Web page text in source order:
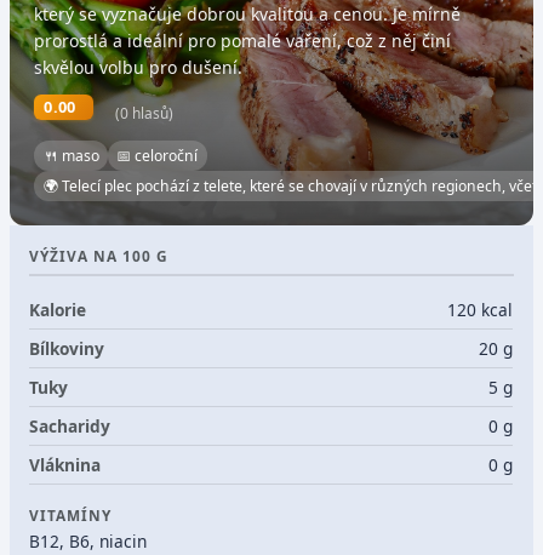
který se vyznačuje dobrou kvalitou a cenou. Je mírně
prorostlá a ideální pro pomalé vaření, což z něj činí
skvělou volbu pro dušení.
0.00 (0 hlasů)
🍴 maso
📅 celoroční
🌍 Telecí plec pochází z telete, které se chovají v různých regionech,
VÝŽIVA NA 100 G
Kalorie
120 kcal
Bílkoviny
20 g
Tuky
5 g
Sacharidy
0 g
Vláknina
0 g
VITAMÍNY
B12, B6, niacin